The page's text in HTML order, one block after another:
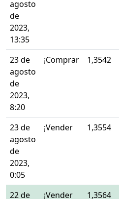
agosto
de
2023,
13:35
23 de
agosto
de
2023,
8:20
¡Comprar 1,3542
23 de
agosto
de
2023,
0:05
¡Vender 1,3554
22 de
¡Vender 1,3564